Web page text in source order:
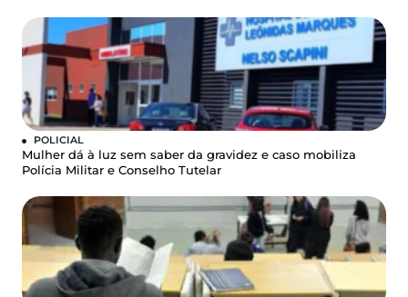
POLICIAL
Mulher dá à luz sem saber da gravidez e caso mobiliza
Polícia Militar e Conselho Tutelar